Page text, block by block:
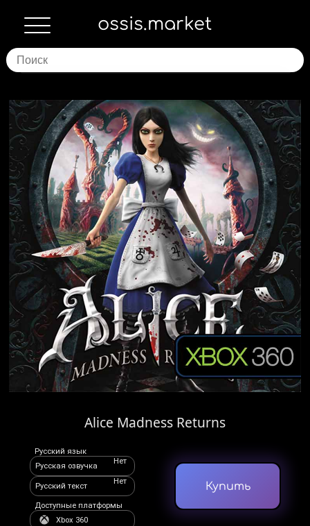
ossis.market
Alice Madness Returns
Русский язык
Русская озвучка
Нет
Русский текст
Нет
Доступные платформы
Xbox 360
Купить